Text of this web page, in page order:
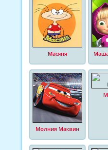
Масяня
Молния Маквин